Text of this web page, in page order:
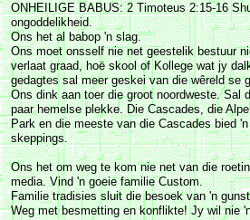
ONHEILIGE BABUS: 2 Timoteus 2:15-16
ongoddelikheid.
Ons het al babop 'n slag.
Ons moet onsself nie net geestelik bestuur
verlaat graad, hoë skool of Kollege wat jy
gedagtes sal meer geskei van die wêreld se
Ons dink aan toer die groot noordweste. Sal
paar hemelse plekke. Die Cascades, die
Park en die meeste van die Cascades bied
skeppings.
Ons het om weg te kom nie net van die
media. Vind 'n goeie familie Custom.
Familie tradisies sluit die besoek van 'n
Weg met besmetting en konflikte! Jy wil nie